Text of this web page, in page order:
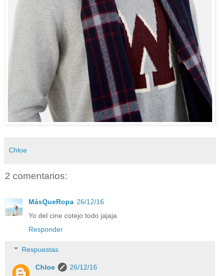
Chloe
2 comentarios:
MásQueRopa 26/12/16
Yo del cine cotejo todo jajaja
Responder
Respuestas
Chloe
26/12/16